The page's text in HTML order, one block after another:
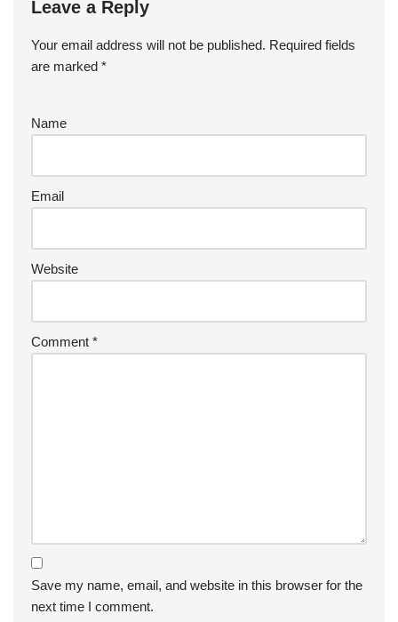
Leave a Reply
Your email address will not be published. Required fields
are marked *
Name
Email
Website
Comment *
Save my name, email, and website in this browser for the
next time I comment.